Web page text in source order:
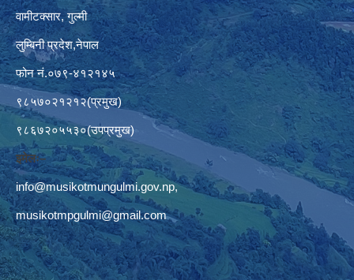
वामीटक्सार, गुल्मी
लुम्बिनी प्रदेश,नेपाल
फोन नं.०७९-४१२१४५
९८५७०२१२१२(प्रमुख)
९८६७२०५५३०(उपप्रमुख)
इमेलः–
info@musikotmungulmi.gov.np,
musikotmpgulmi@gmail.com